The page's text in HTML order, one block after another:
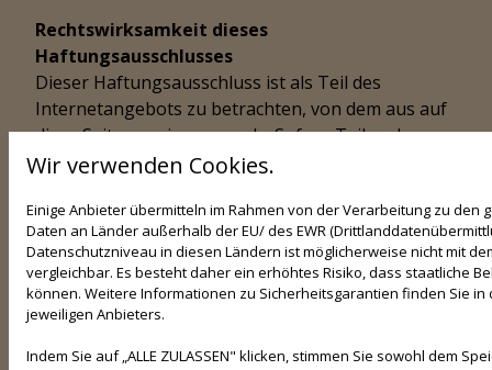
Rechtswirksamkeit dieses
Haftungsausschlusses
Dieser Haftungsausschluss ist als Teil des
Internetangebots zu betrachten, von dem aus auf
diese Seite verwiesen wurde. Sofern Teile oder
einzelne Formulierungen dieses Textes der
vollständig entsprechen sollten, bleiben die
übrigen Teile des Dokumentes in ihrem Inhalt und
ihrer Gültigkeit davon unberührt.
Hinweis zur Barrierefreiheit
Wir bemühen uns, unsere digitalen Inhalte
Wir verwenden Cookies.
Einige Anbieter übermitteln im Rahmen von der Verarbeitung zu den
Daten an Länder außerhalb der EU/ des EWR
Datenschutzniveau in diesen Ländern ist möglicherweise nicht mit
vergleichbar. Es besteht daher ein erhöhtes Risiko, dass staatliche
können. Weitere Informationen zu Sicherheitsgarantien finden Sie
jeweiligen Anbieters.
Indem Sie auf „ALLE ZULASSEN" klicken, stimmen Sie sowohl dem